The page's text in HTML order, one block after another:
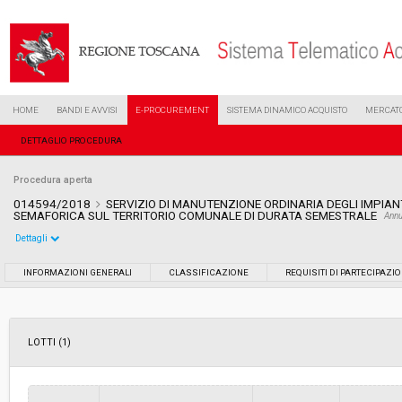
HOME BANDI E AVVISI E-PROCUREMENT SISTEMA DINAMICO ACQUISTO
DETTAGLIO PROCEDURA
Procedura aperta
014594/2018
SERVIZIO DI MANUTENZIONE ORDINARIA DEGLI
SEMAFORICA SUL TERRITORIO COMUNALE DI DURATA SEMESTRALE
Data pubblicazione:
Dettagli
INFORMAZIONI GENERALI CLASSIFICAZIONE REQUISITI DI
LOTTI (1)